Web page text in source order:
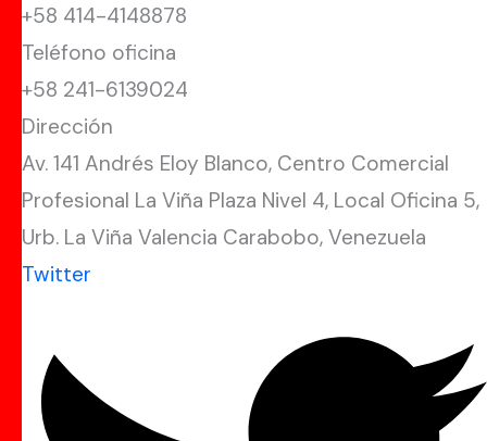
+58 414-4148878
Teléfono oficina
+58 241-6139024
Dirección
Av. 141 Andrés Eloy Blanco, Centro Comercial
Profesional La Viña Plaza Nivel 4, Local Oficina 5,
Urb. La Viña Valencia Carabobo, Venezuela
Twitter